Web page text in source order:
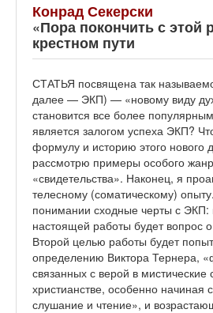
Конрад Секерски
«Пора покончить с этой
крестном пути
СТАТЬЯ посвящена так
далее — ЭКП) — «новому виду
становится все более
является залогом успеха ЭКП?
формулу и историю этого нового
рассмотрю примеры особого
«свидетельства». Наконец, я
телесному (соматическому)
понимании сходные черты с ЭКП:
настоящей работы будет вопрос
Второй целью работы будет
определению Виктора Тернера,
связанных с верой в
христианстве, особенно
слушание и чтение», и